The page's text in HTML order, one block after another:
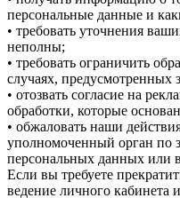
персональные данные и
• требовать уточнения
неполны;
• требовать ограничить
случаях, предусмотренных
• отозвать согласие на
обработки, которые
• обжаловать наши
уполномоченный орган по
персональных данных или
Если вы требуете
ведение личного кабинета